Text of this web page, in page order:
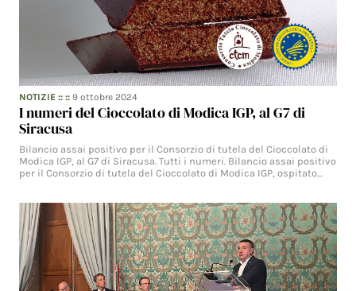
NOTIZIE :: ::9 ottobre 2024
I numeri del Cioccolato di Modica IGP, al G7 di
Siracusa
Bilancio assai positivo per il Consorzio di tutela del Cioccolato di
Modica IGP, al G7 di Siracusa. Tutti i numeri. Bilancio assai positivo
per il Consorzio di tutela del Cioccolato di Modica IGP, ospitato…